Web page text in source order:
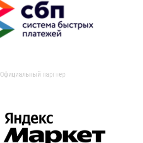
Официальный партнер